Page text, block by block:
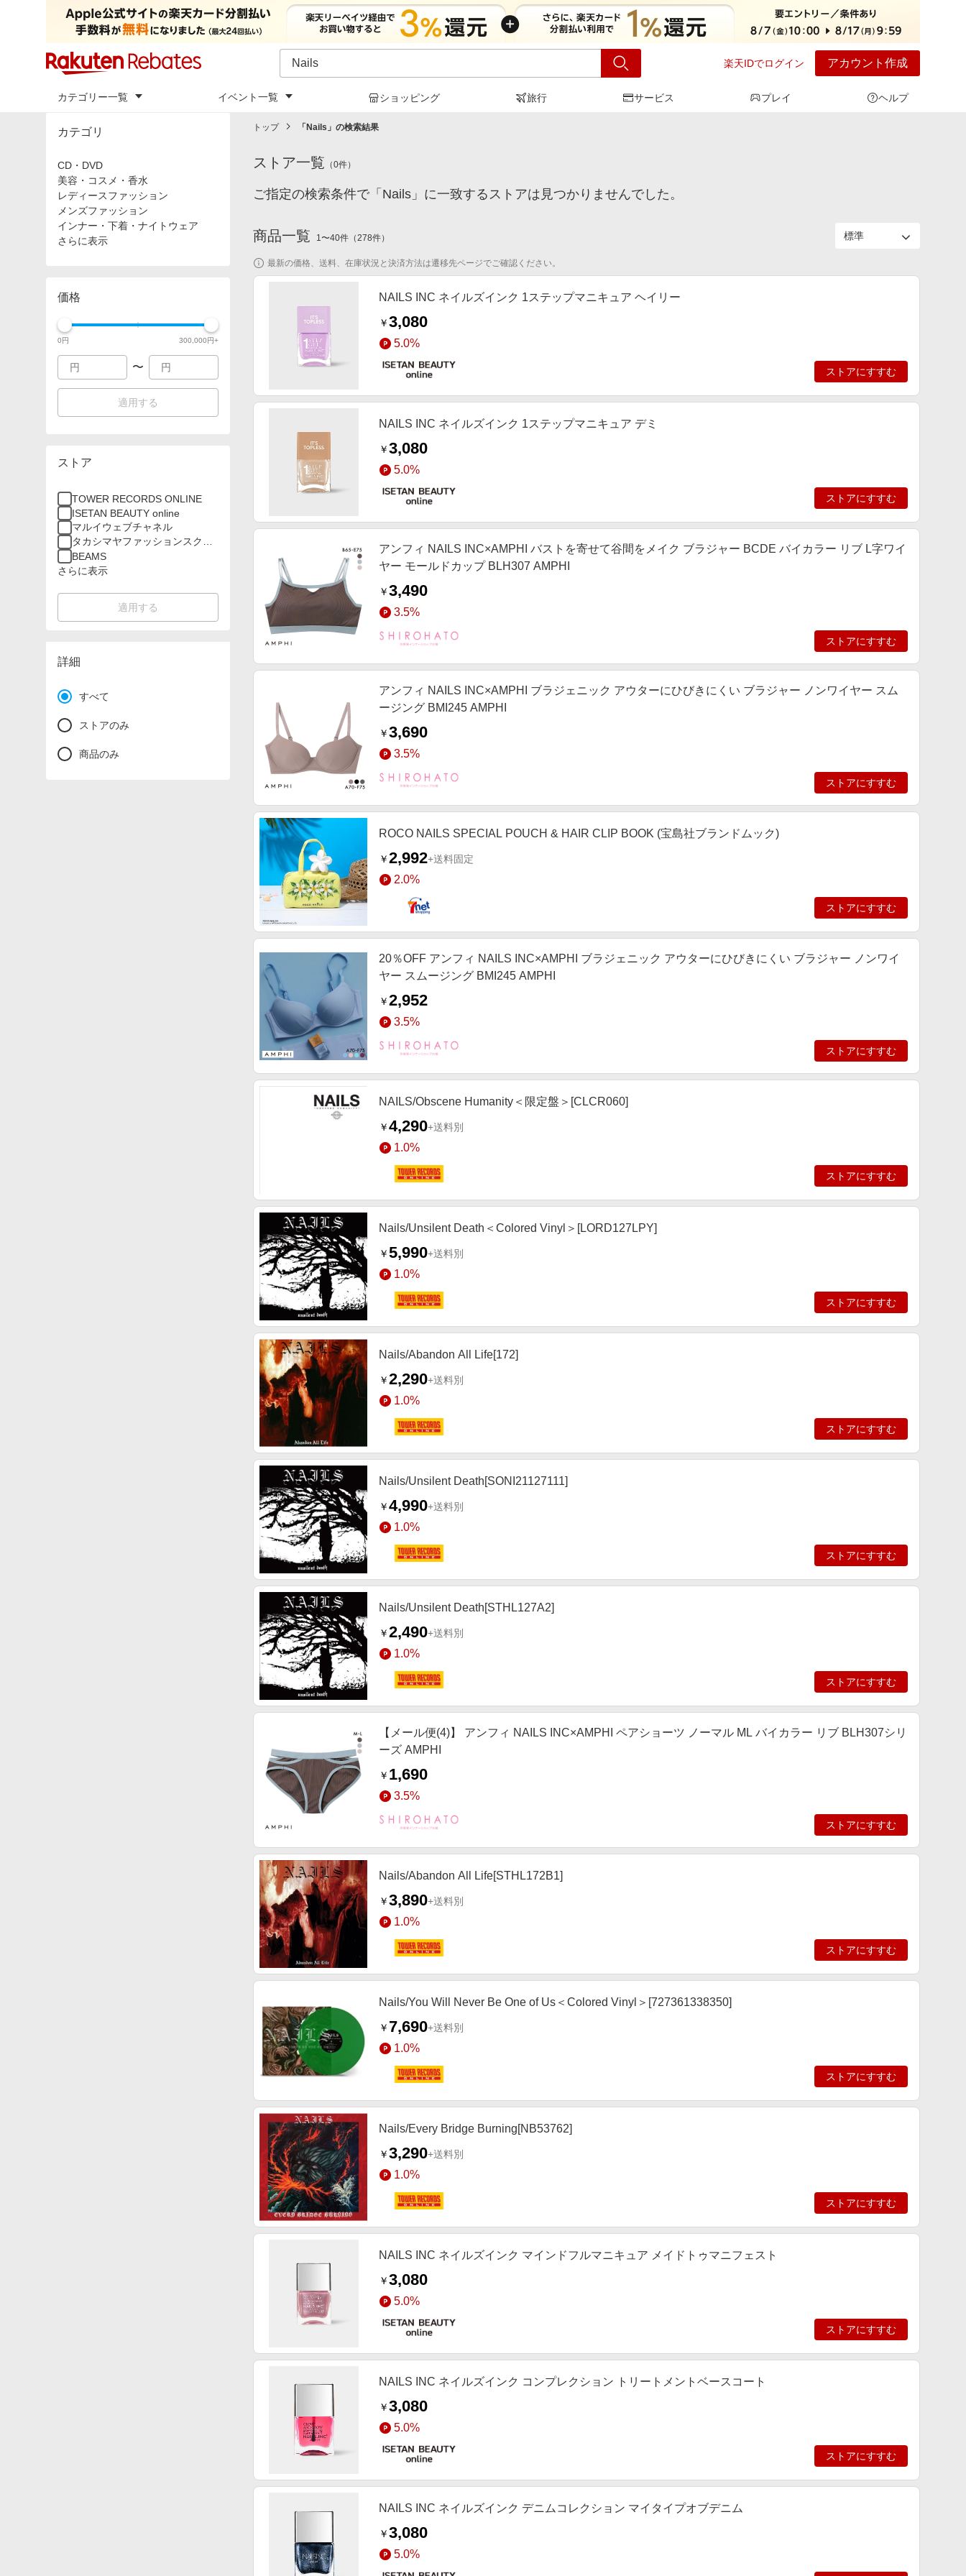
楽天IDでログイン アカウント作成
カテゴリー一覧 イベント一覧 ショッピング 旅行 サービス プレイ ヘルプ
カテゴリ
CD・DVD
美容・コスメ・香水
レディースファッション
メンズファッション
インナー・下着・ナイトウェア
さらに表示
価格
0円 300,000円+
〜
適用する
ストア
TOWER RECORDS ONLINE
ISETAN BEAUTY online
マルイウェブチャネル
タカシマヤファッションスクエ
ア
BEAMS
さらに表示
適用する
詳細
すべて
ストアのみ
商品のみ
トップ 「 Nails 」の検索結果
ストア一覧 （0件）
ご指定の検索条件で「Nails」に一致するストアは見つかりませんでした。
商品一覧 1〜40件 （278件）
最新の価格、送料、在庫状況と決済方法は遷移先ページでご確認ください。
NAILS INC ネイルズインク 1ステップマニキュア ヘイリー
￥3,080
5.0%
ストアにすすむ
NAILS INC ネイルズインク 1ステップマニキュア デミ
￥3,080
5.0%
ストアにすすむ
アンフィ NAILS INC×AMPHI バストを寄せて谷間をメイク ブラジャー BCDE バイカラー リブ L字ワイ
ヤー モールドカップ BLH307 AMPHI
￥3,490
3.5%
ストアにすすむ
アンフィ NAILS INC×AMPHI ブラジェニック アウターにひびきにくい ブラジャー ノンワイヤー スム
ージング BMI245 AMPHI
￥3,690
3.5%
ストアにすすむ
ROCO NAILS SPECIAL POUCH & HAIR CLIP BOOK (宝島社ブランドムック)
￥2,992+送料固定
2.0%
ストアにすすむ
20％OFF アンフィ NAILS INC×AMPHI ブラジェニック アウターにひびきにくい ブラジャー ノンワイ
ヤー スムージング BMI245 AMPHI
￥2,952
3.5%
ストアにすすむ
NAILS/Obscene Humanity＜限定盤＞[CLCR060]
￥4,290+送料別
1.0%
ストアにすすむ
Nails/Unsilent Death＜Colored Vinyl＞[LORD127LPY]
￥5,990+送料別
1.0%
ストアにすすむ
Nails/Abandon All Life[172]
￥2,290+送料別
1.0%
ストアにすすむ
Nails/Unsilent Death[SONI21127111]
￥4,990+送料別
1.0%
ストアにすすむ
Nails/Unsilent Death[STHL127A2]
￥2,490+送料別
1.0%
ストアにすすむ
【メール便(4)】 アンフィ NAILS INC×AMPHI ペアショーツ ノーマル ML バイカラー リブ BLH307シリ
ーズ AMPHI
￥ 1,690
3.5%
ストアにすすむ
Nails/Abandon All Life[STHL172B1]
￥3,890+送料別
1.0%
ストアにすすむ
Nails/You Will Never Be One of Us＜Colored Vinyl＞[727361338350]
￥ 7,690+送料別
1.0%
ストアにすすむ
Nails/Every Bridge Burning[NB53762]
￥3,290+送料別
1.0%
ストアにすすむ
NAILS INC ネイルズインク マインドフルマニキュア メイドトゥマニフェスト
￥3,080
5.0%
ストアにすすむ
NAILS INC ネイルズインク コンプレクション トリートメントベースコート
￥3,080
5.0%
ストアにすすむ
NAILS INC ネイルズインク デニムコレクション マイタイプオブデニム
￥3,080
5.0%